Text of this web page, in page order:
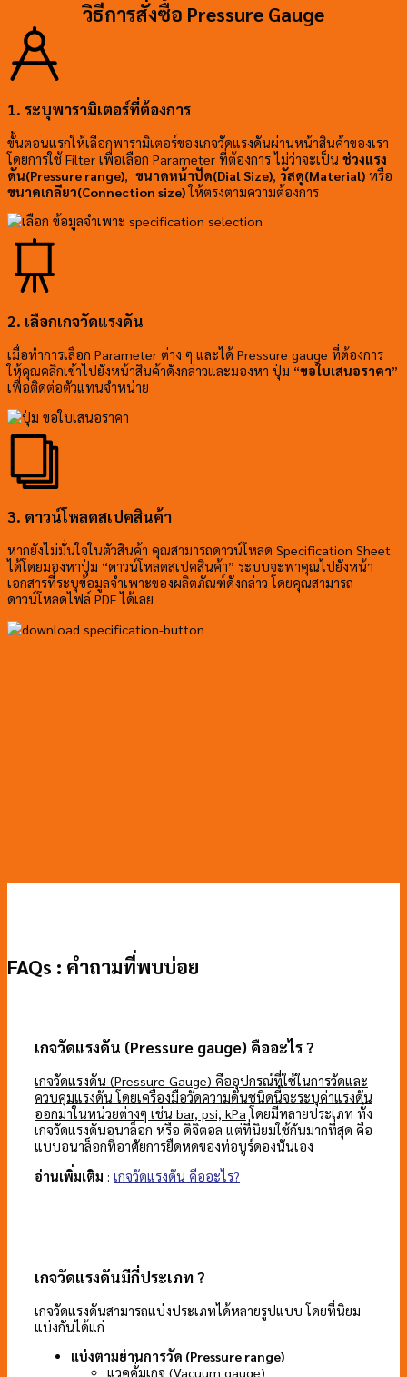
วิธีการสั่งซื้อ Pressure Gauge
1. ระบุพารามิเตอร์ที่ต้องการ
ขั้นตอนแรกให้เลือกพารามิเตอร์ของเกจวัดแรงดันผ่านหน้าสินค้าของเรา
โดยการใช้ Filter เพื่อเลือก Parameter ที่ต้องการ ไม่ว่าจะเป็น ช่วงแรง
ดัน(Pressure range), ขนาดหน้าปัด(Dial Size), วัสดุ(Material) หรือ
ขนาดเกลียว(Connection size)ให้ตรงตามความต้องการ
2. เลือกเกจวัดแรงดัน
เมื่อทำการเลือก Parameter ต่าง ๆ และได้ Pressure gauge ที่ต้องการ
ให้คุณคลิกเข้าไปยังหน้าสินค้าดังกล่าวและมองหา ปุ่ม “ขอใบเสนอราคา”
เพื่อติดต่อตัวแทนจำหน่าย
3. ดาวน์โหลดสเปคสินค้า
หากยังไม่มั่นใจในตัวสินค้า คุณสามารถดาวน์โหลด Specification Sheet
ได้โดยมองหาปุ่ม “ดาวน์โหลดสเปคสินค้า” ระบบจะพาคุณไปยังหน้า
เอกสารที่ระบุข้อมูลจำเพาะของผลิตภัณฑ์ดังกล่าว โดยคุณสามารถ
ดาวน์โหลดไฟล์ PDF ได้เลย
FAQs : คำถามที่พบบ่อย
เกจวัดแรงดัน (Pressure gauge) คืออะไร ?
เกจวัดแรงดัน (Pressure Gauge) คืออุปกรณ์ที่ใช้ในการวัดและ
ควบคุมแรงดัน โดยเครื่องมือวัดความดันชนิดนี้จะระบุค่าแรงดัน
ออกมาในหน่วยต่างๆ เช่น bar, psi, kPa โดยมีหลายประเภท ทั้ง
เกจวัดแรงดันอนาล็อก หรือ ดิจิตอล แต่ที่นิยมใช้กันมากที่สุด คือ
แบบอนาล็อกที่อาศัยการยืดหดของท่อบูร์ดองนั่นเอง
อ่านเพิ่มเติม : เกจวัดแรงดัน คืออะไร?
เกจวัดแรงดันมีกี่ประเภท ?
เกจวัดแรงดันสามารถแบ่งประเภทได้หลายรูปแบบ โดยที่นิยม
แบ่งกันได้แก่
แบ่งตามย่านการวัด (Pressure range)
แวคคั่มเกจ (Vacuum gauge)